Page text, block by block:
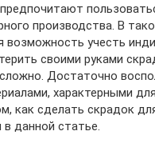
производства. В
возможность учесть
своими руками
Достаточно
характерными
как сделать скрадок
данной статье.